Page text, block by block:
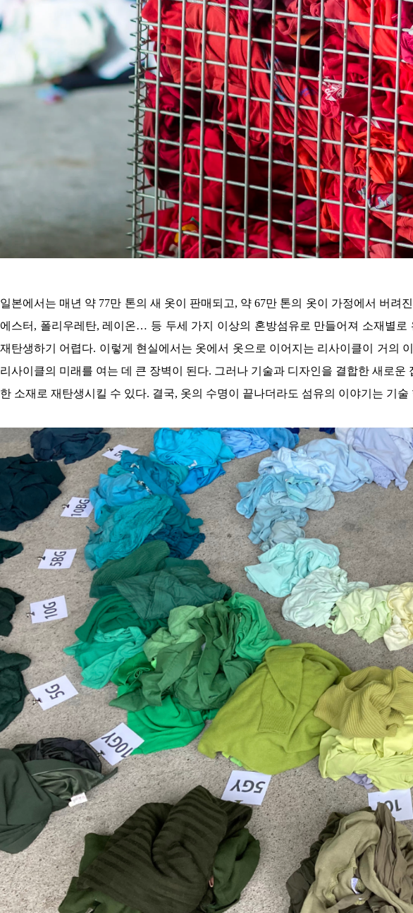
일본에서는 매년 약 77만 톤의 새 옷이 판매되고, 약 67만 톤의 옷이 가정에서 버
에스터, 폴리우레탄, 레이온… 등 두세 가지 이상의 혼방섬유로 만들어져 소재별
재탄생하기 어렵다. 이렇게 현실에서는 옷에서 옷으로 이어지는 리사이클이 거의
리사이클의 미래를 여는 데 큰 장벽이 된다. 그러나 기술과 디자인을 결합한 새로
한 소재로 재탄생시킬 수 있다. 결국, 옷의 수명이 끝나더라도 섬유의 이야기는 기